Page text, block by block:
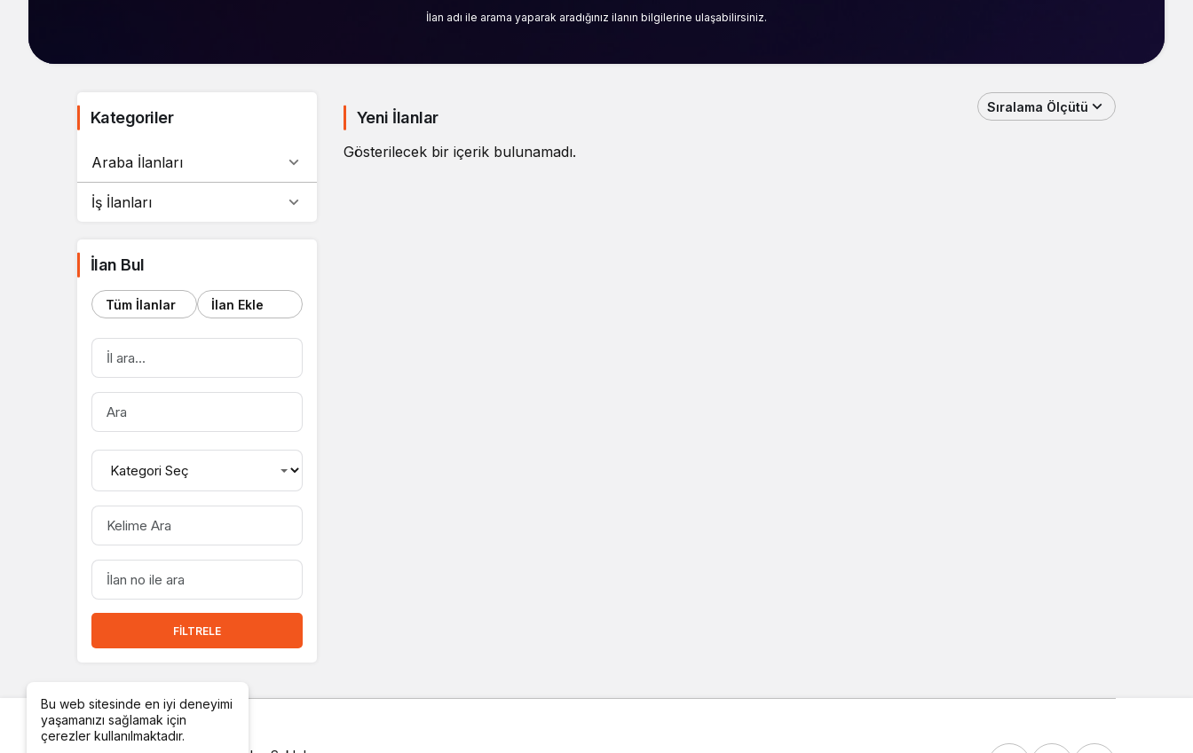
İlan adı ile arama yaparak aradığınız ilanın bilgilerine ulaşabilirsiniz.
Kategoriler
Araba İlanları
İş İlanları
İlan Bul
Tüm İlanlar İlan Ekle
İL
ARA
İLÇE
ARA
KELIME
ARA
İLAN
ARA
FILTRELE
Yeni İlanlar
Sıralama Ölçütü
Gösterilecek bir içerik bulunamadı.
Bu web sitesinde en iyi deneyimi
yaşamanızı sağlamak için
çerezler kullanılmaktadır.